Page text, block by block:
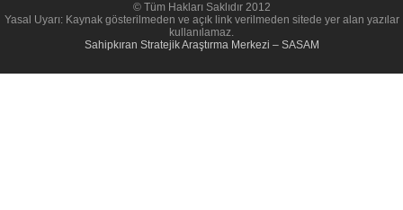
© Tüm Hakları Saklıdır 2012
Yasal Uyarı: Kaynak gösterilmeden ve açık link verilmeden sitede yer alan yazılar
kullanılamaz.
Sahipkıran Stratejik Araştırma Merkezi – SASAM